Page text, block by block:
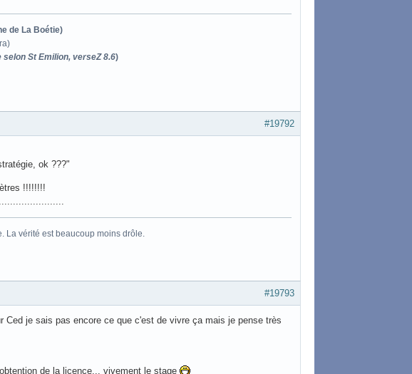
de La Boétie)
St Emilion, verseZ 8.6)
#19792
ok ???"
!!!!!!!!
La vérité est beaucoup moins drôle.
#19793
je sais pas encore ce que c'est de vivre ça mais je pense très
de la licence... vivement le stage